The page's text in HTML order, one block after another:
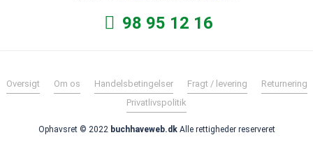
98 95 12 16
Oversigt Om os Handelsbetingelser Fragt / levering
Returnering
Privatlivspolitik
Ophavsret © 2022 buchhaveweb.dkAlle rettigheder reserveret